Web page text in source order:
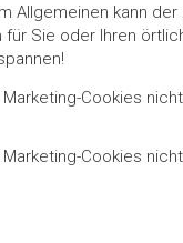
Allgemeinen kann
Sie oder Ihren
Cookies
Cookies